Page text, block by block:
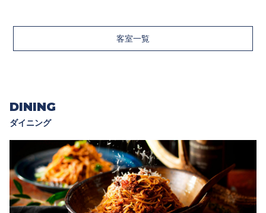
客室一覧
DINING
ダイニング